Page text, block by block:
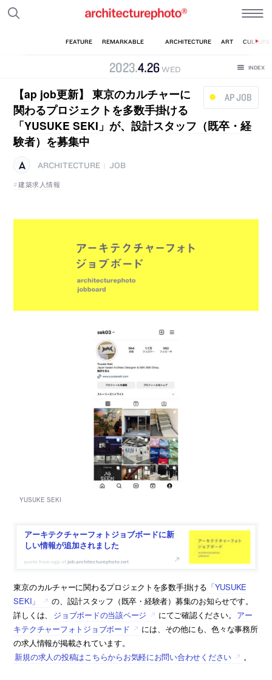
2023.4.26WED
AP JOB
【ap job更新】 東京のカルチャーに
関わるプロジェクトを多数手掛ける
「YUSUKE SEKI」が、設計スタッフ（既卒・経
験者）を募集中
ARCHITECTURE
JOB
建築求人情報
アーキテクチャーフォトジョブボードに新
しい情報が追加されました
job.architecturephoto.net
東京のカルチャーに関わるプロジェクトを多数手掛ける 「YUSUKE
SEKI」
の、設計スタッフ（既卒・経験者）募集のお知らせです。
詳しくは、
ジョブボードの当該ページ にてご確認ください。 アー
キテクチャーフォトジョブボード
には、その他にも、色々な事務所
の求人情報が掲載されています。
新規の求人の投稿はこちらからお気軽にお問い合わせください
。